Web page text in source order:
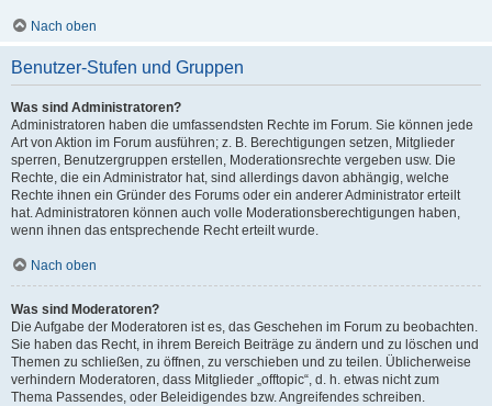
Nach oben
Benutzer-Stufen und Gruppen
Was sind Administratoren?
Administratoren haben die umfassendsten Rechte im Forum. Sie können jede
Art von Aktion im Forum ausführen; z. B. Berechtigungen setzen, Mitglieder
sperren, Benutzergruppen erstellen, Moderationsrechte vergeben usw. Die
Rechte, die ein Administrator hat, sind allerdings davon abhängig, welche
Rechte ihnen ein Gründer des Forums oder ein anderer Administrator erteilt
hat. Administratoren können auch volle Moderationsberechtigungen haben,
wenn ihnen das entsprechende Recht erteilt wurde.
Nach oben
Was sind Moderatoren?
Die Aufgabe der Moderatoren ist es, das Geschehen im Forum zu beobachten.
Sie haben das Recht, in ihrem Bereich Beiträge zu ändern und zu löschen und
Themen zu schließen, zu öffnen, zu verschieben und zu teilen. Üblicherweise
verhindern Moderatoren, dass Mitglieder „offtopic“, d. h. etwas nicht zum
Thema Passendes, oder Beleidigendes bzw. Angreifendes schreiben.